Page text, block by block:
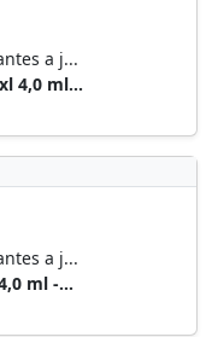
a j...
p....
de